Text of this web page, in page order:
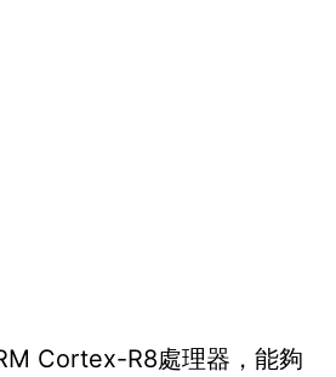
Cortex-R8處理器，能夠